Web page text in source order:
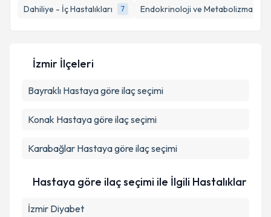
Dahiliye - İç Hastalıkları
7 Endokrinoloji ve Metabolizma
Metni'ni okudum ve kişisel verilerimin belirtilen
İzmir İlçeleri
Bayraklı Hastaya göre ilaç seçimi
Konak Hastaya göre ilaç seçimi
Karabağlar Hastaya göre ilaç seçimi
Hastaya göre ilaç seçimi ile İlgili Hastalıklar
İzmir Diyabet